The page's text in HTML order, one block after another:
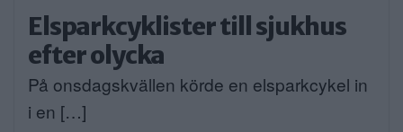
Elsparkcyklister till sjukhus
efter olycka
På onsdagskvällen körde en elsparkcykel in
i en […]